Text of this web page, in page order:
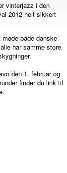
vinterjazz i den
2012 helt sikkert
både danske
har samme store
den 1. februar og
finder du link til